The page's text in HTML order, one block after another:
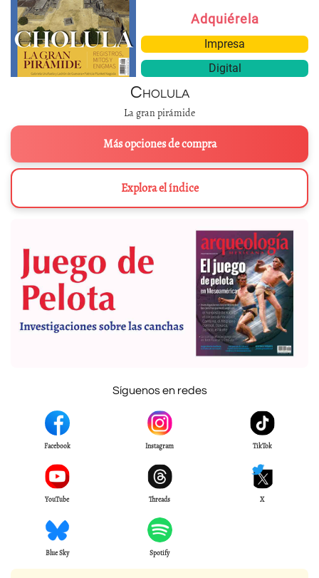
Adquiérela
Impresa
Digital
Cholula
La gran pirámide
Más opciones de compra
Explora el índice
Síguenos en redes
Facebook Instagram TikTok
YouTube Threads X
Blue Sky Spotify